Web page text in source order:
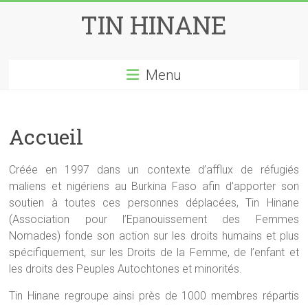
TIN HINANE
Menu
Accueil
Créée en 1997 dans un contexte d’afflux de réfugiés
maliens et nigériens au Burkina Faso afin d’apporter son
soutien à toutes ces personnes déplacées, Tin Hinane
(Association pour l’Epanouissement des Femmes
Nomades) fonde son action sur les droits humains et plus
spécifiquement, sur les Droits de la Femme, de l’enfant et
les droits des Peuples Autochtones et minorités.
Tin Hinane regroupe ainsi près de 1000 membres répartis